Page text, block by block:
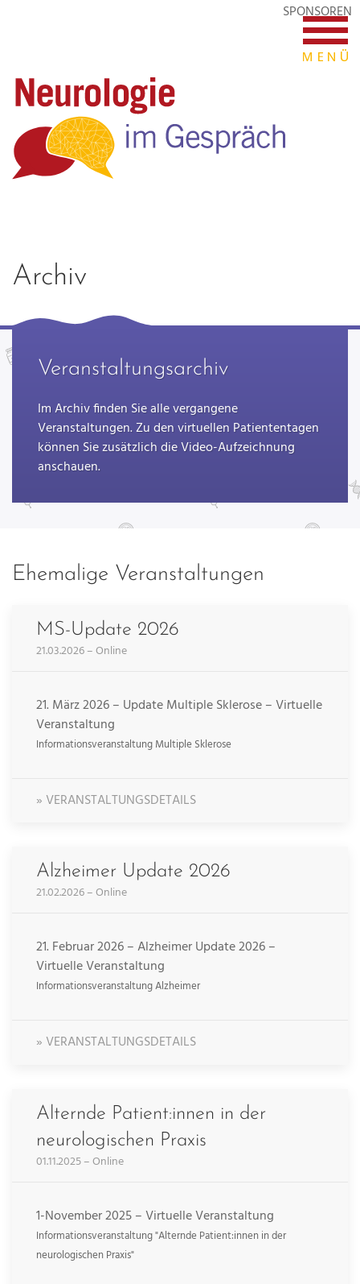
Archiv
Veranstaltungsarchiv
Im Archiv finden Sie alle vergangene
Veranstaltungen. Zu den virtuellen Patiententagen
können Sie zusätzlich die Video-Aufzeichnung
anschauen.
Ehemalige Veranstaltungen
MS-Update 2026
21.03.2026 – Online
21. März 2026 – Update Multiple Sklerose – Virtuelle
Veranstaltung
Informationsveranstaltung Multiple Sklerose
» VERANSTALTUNGSDETAILS
Alzheimer Update 2026
21.02.2026 – Online
21. Februar 2026 – Alzheimer Update 2026 –
Virtuelle Veranstaltung
Informationsveranstaltung Alzheimer
» VERANSTALTUNGSDETAILS
Alternde Patient:innen in der
neurologischen Praxis
01.11.2025 – Online
1-November 2025 – Virtuelle Veranstaltung
Informationsveranstaltung "Alternde Patient:innen in der
neurologischen Praxis"
SPONSOREN